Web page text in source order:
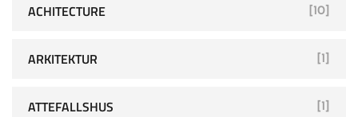
ACHITECTURE [10]
ARKITEKTUR [1]
ATTEFALLSHUS [1]